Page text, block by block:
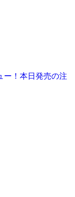
ー！本日発売の注